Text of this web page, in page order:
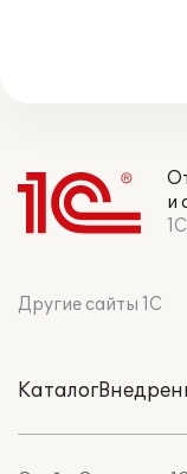
и
Другие сайты 1С
Каталог